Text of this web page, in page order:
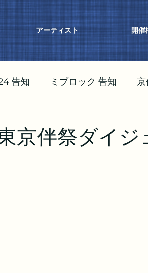
アーティスト 開催
告知 ミブロック 告知
京伴祭ダイ